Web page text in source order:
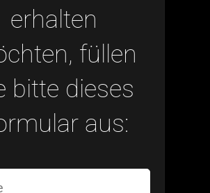
erhalten
füllen
bitte dieses
aus: